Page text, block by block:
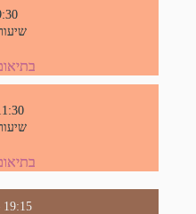
19:15